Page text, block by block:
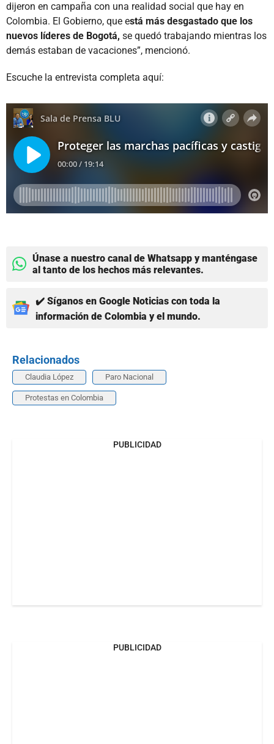
dijeron en campaña con una realidad social que hay en
Colombia. El Gobierno, que está más desgastado que los
nuevos líderes de Bogotá, se quedó trabajando mientras los
demás estaban de vacaciones”, mencionó.
Escuche la entrevista completa aquí:
Únase a nuestro canal de Whatsapp y manténgase
al tanto de los hechos más relevantes.
✔️ Síganos en Google Noticias con toda la
información de Colombia y el mundo.
Relacionados
Claudia López Paro Nacional
Protestas en Colombia
PUBLICIDAD
PUBLICIDAD